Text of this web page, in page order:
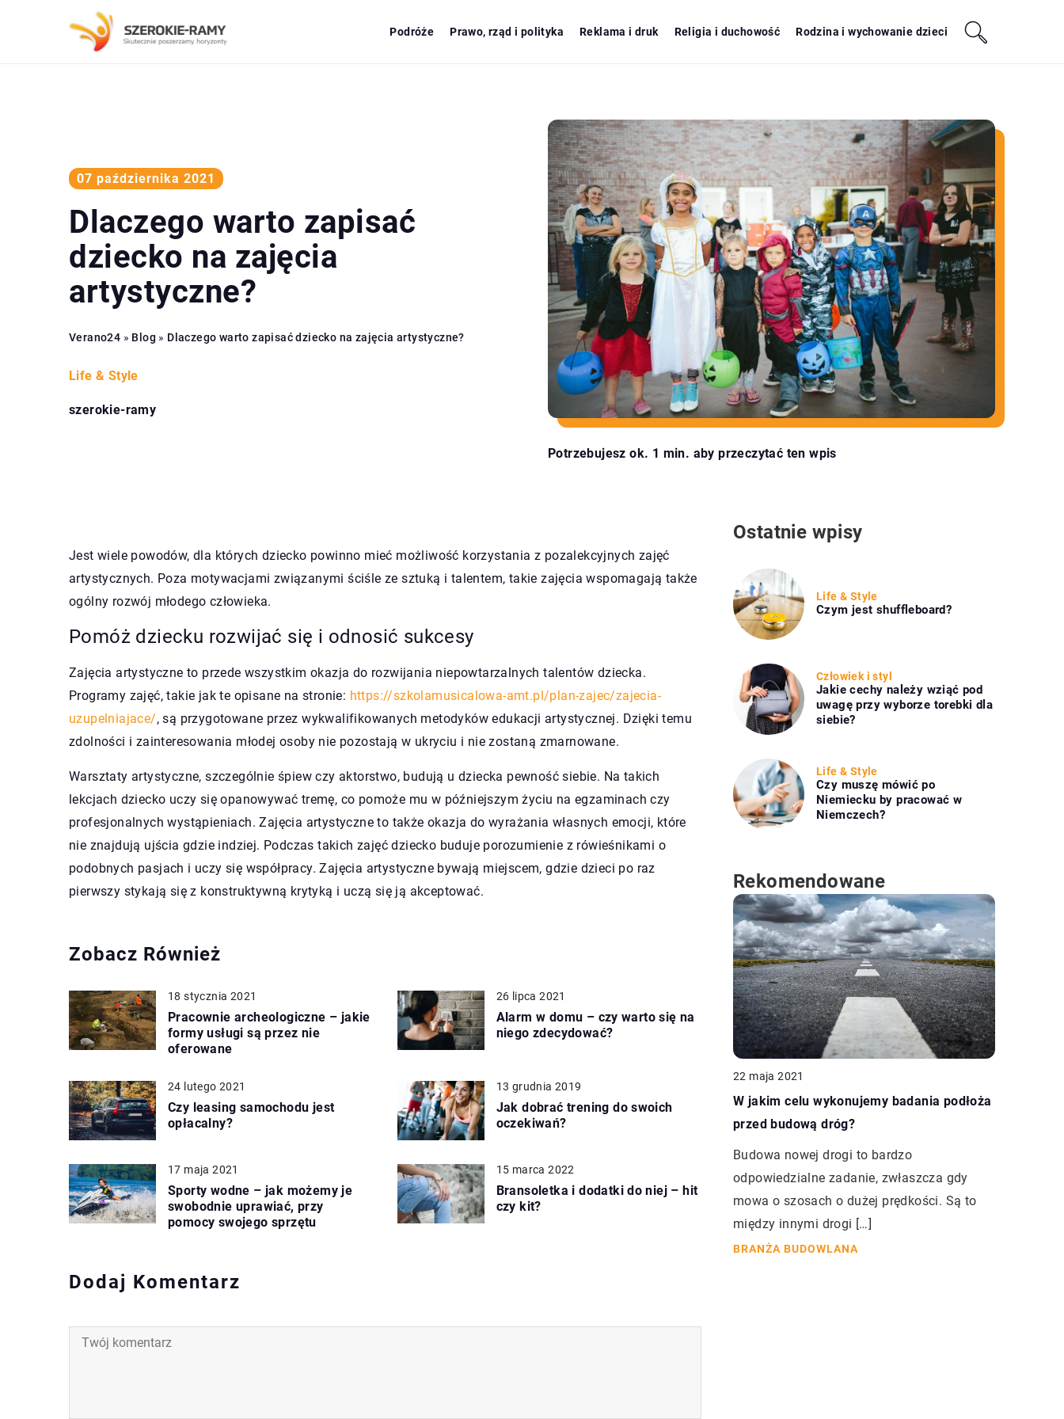
Podróże Prawo, rząd i polityka Reklama i druk Religia i duchowość Rodzina i wychowanie dzieci
07 października 2021
Dlaczego warto zapisać
dziecko na zajęcia
artystyczne?
Verano24 » Blog » Dlaczego warto zapisać dziecko na zajęcia artystyczne?
Life & Style
szerokie-ramy
Potrzebujesz ok. 1 min. aby przeczytać ten wpis
Jest wiele powodów, dla których dziecko powinno mieć możliwość korzystania z pozalekcyjnych zajęć
artystycznych. Poza motywacjami związanymi ściśle ze sztuką i talentem, takie zajęcia wspomagają także
ogólny rozwój młodego człowieka.
Pomóż dziecku rozwijać się i odnosić sukcesy
Zajęcia artystyczne to przede wszystkim okazja do rozwijania niepowtarzalnych talentów dziecka.
Programy zajęć, takie jak te opisane na stronie: https://szkolamusicalowa-amt.pl/plan-zajec/zajecia-
uzupelniajace/, są przygotowane przez wykwalifikowanych metodyków edukacji artystycznej. Dzięki temu
zdolności i zainteresowania młodej osoby nie pozostają w ukryciu i nie zostaną zmarnowane.
Warsztaty artystyczne, szczególnie śpiew czy aktorstwo, budują u dziecka pewność siebie. Na takich
lekcjach dziecko uczy się opanowywać tremę, co pomoże mu w późniejszym życiu na egzaminach czy
profesjonalnych wystąpieniach. Zajęcia artystyczne to także okazja do wyrażania własnych emocji, które
nie znajdują ujścia gdzie indziej. Podczas takich zajęć dziecko buduje porozumienie z rówieśnikami o
podobnych pasjach i uczy się współpracy. Zajęcia artystyczne bywają miejscem, gdzie dzieci po raz
pierwszy stykają się z konstruktywną krytyką i uczą się ją akceptować.
Zobacz Również
18 stycznia 2021
Pracownie archeologiczne – jakie
formy usługi są przez nie
oferowane
26 lipca 2021
Alarm w domu – czy warto się na
niego zdecydować?
24 lutego 2021
Czy leasing samochodu jest
opłacalny?
13 grudnia 2019
Jak dobrać trening do swoich
oczekiwań?
17 maja 2021
Sporty wodne – jak możemy je
swobodnie uprawiać, przy
pomocy swojego sprzętu
15 marca 2022
Bransoletka i dodatki do niej – hit
czy kit?
Dodaj Komentarz
Ostatnie wpisy
Life & Style
Czym jest shuffleboard?
Człowiek i styl
Jakie cechy należy wziąć pod
uwagę przy wyborze torebki dla
siebie?
Life & Style
Czy muszę mówić po
Niemiecku by pracować w
Niemczech?
Rekomendowane
22 maja 2021
W jakim celu wykonujemy badania podłoża
przed budową dróg?
Budowa nowej drogi to bardzo
odpowiedzialne zadanie, zwłaszcza gdy
mowa o szosach o dużej prędkości. Są to
między innymi drogi […]
BRANŻA BUDOWLANA